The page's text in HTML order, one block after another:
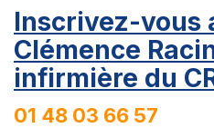
Inscrivez-vous
Clémence Raci
infirmière du
01 48 03 66 57